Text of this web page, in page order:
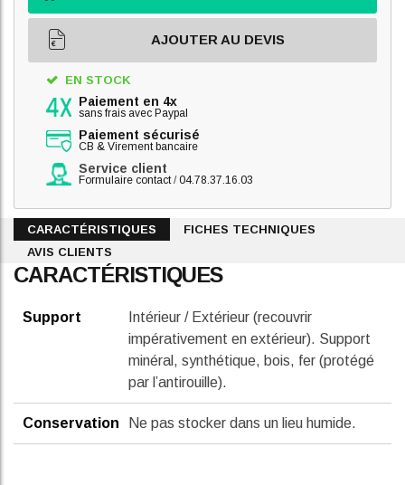
AJOUTER AU DEVIS
EN STOCK
Paiement en 4x
sans frais avec Paypal
Paiement sécurisé
CB & Virement bancaire
Service client
Formulaire contact/04.78.37.16.03
CARACTÉRISTIQUES
FICHES TECHNIQUES
AVIS CLIENTS
CARACTÉRISTIQUES
Support
Intérieur / Extérieur (recouvrir
impérativement en extérieur). Support
minéral, synthétique, bois, fer (protégé
par l’antirouille).
Conservation Ne pas stocker dans un lieu humide.